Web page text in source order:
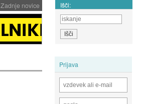
Zadnje novice Išči:
Prijava